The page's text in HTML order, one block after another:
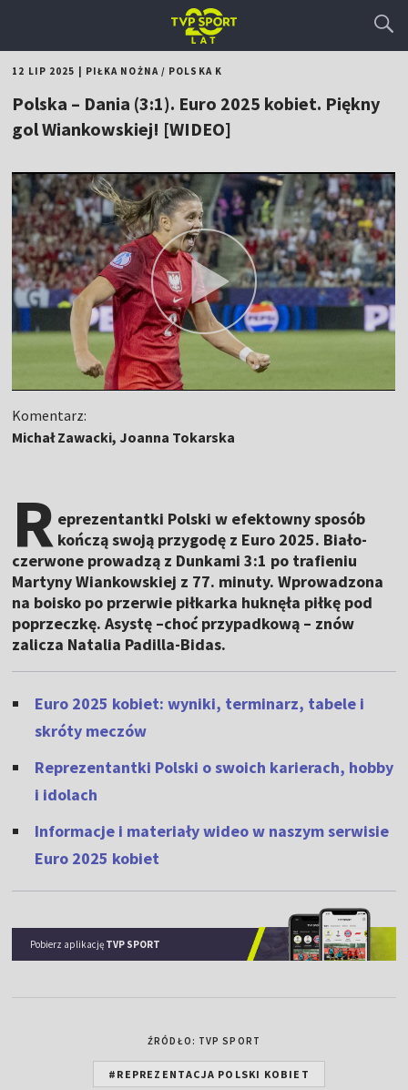
12 LIP 2025 PIŁKA NOŻNA/ POLSKA K
Polska – Dania (3:1). Euro 2025 kobiet. Piękny
gol Wiankowskiej! [WIDEO]
Komentarz:
Michał Zawacki, Joanna Tokarska
R eprezentantki Polski w efektowny sposób
kończą swoją przygodę z Euro 2025. Biało-
czerwone prowadzą z Dunkami 3:1 po trafieniu
Martyny Wiankowskiej z 77. minuty. Wprowadzona
na boisko po przerwie piłkarka huknęła piłkę pod
poprzeczkę. Asystę –choć przypadkową – znów
zalicza Natalia Padilla-Bidas.
Euro 2025 kobiet: wyniki, terminarz, tabele i
skróty meczów
Reprezentantki Polski o swoich karierach, hobby
i idolach
Informacje i materiały wideo w naszym serwisie
Euro 2025 kobiet
Pobierz aplikację TVP SPORT
ŹRÓDŁO: TVP SPORT
#REPREZENTACJA POLSKI KOBIET